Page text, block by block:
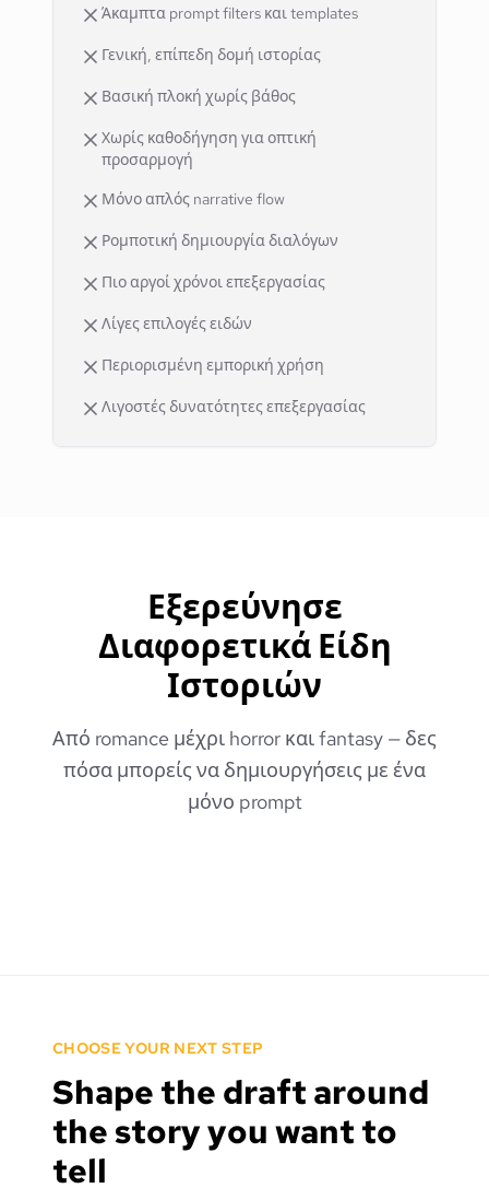
Άκαμπτα prompt filters και templates
Γενική, επίπεδη δομή ιστορίας
Βασική πλοκή χωρίς βάθος
Χωρίς καθοδήγηση για οπτική
προσαρμογή
Μόνο απλός narrative flow
Ρομποτική δημιουργία διαλόγων
Πιο αργοί χρόνοι επεξεργασίας
Λίγες επιλογές ειδών
Περιορισμένη εμπορική χρήση
Λιγοστές δυνατότητες επεξεργασίας
Εξερεύνησε
Διαφορετικά Είδη
Ιστοριών
Από romance μέχρι horror και fantasy — δες
πόσα μπορείς να δημιουργήσεις με ένα
μόνο prompt
CHOOSE YOUR NEXT STEP
Shape the draft around
the story you want to
tell